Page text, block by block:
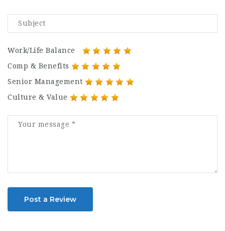
Work/Life Balance
Comp & Benefits
Senior Management
Culture & Value
Post a Review